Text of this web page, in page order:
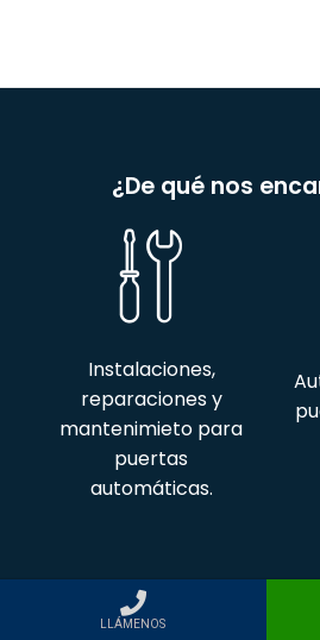
¿De qué nos
Instalaciones,
reparaciones y
mantenimieto para
puertas
automáticas.